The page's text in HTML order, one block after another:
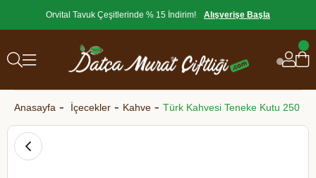
Orvital Tavuk Çeşitlerinde % 15 İndirim! Alışverişe Başla
Anasayfa İçecekler Kahve Türk Kahvesi Teneke Kutu 250